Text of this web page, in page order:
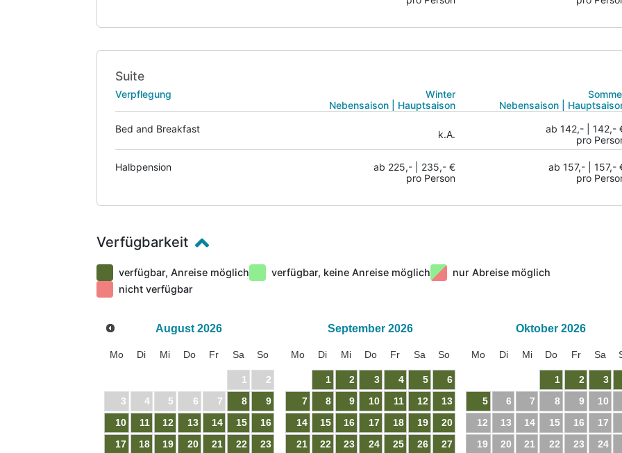
Suite
Verpflegung
Winter
Nebensaison | Hauptsaison
Nebensaison |
Bed and Breakfast
k.A.
ab 142,- | 142,-
pro
Halbpension
ab 225,- | 235,- €
pro Person
ab 157,- | 157,-
pro
Verfügbarkeit
verfügbar, Anreise möglich verfügbar, keine Anreise möglich
nur Abreise möglich
nicht verfügbar
August 2026
Mo Di Mi Do Fr Sa So
1
2
3
4 5 6 7 8
9
10
11 12 13 14 15
16
17
18 19 20 21 22
23
September 2026
Mo Di Mi Do Fr Sa So
1 2 3 4 5
6
7
8 9 10 11 12
13
14
15 16 17 18 19
20
21
22 23 24 25 26
27
Oktober 2026
Mo Di Mi Do Fr Sa
1 2 3
5
6 7 8 9 10
12
13 14 15 16 17
19
20 21 22 23 24